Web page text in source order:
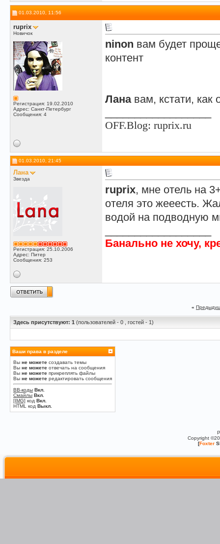
01.03.2010, 11:56
ruprix
Новичок
Регистрация: 19.02.2010
Адрес: Санкт-Петербург
Сообщения: 4
ninon вам будет
контент
Ланавам, кстати, как
OFF.Blog: ruprix.ru
01.03.2010, 21:45
Лана
Звезда
Регистрация: 25.10.2006
Адрес: Питер
Сообщения: 253
ruprix, мне отель на
отеля это жееесть.
водой на подводную
Банально не хочу,
«
Здесь присутствуют: 1 (пользователей - 0 , гостей - 1)
Ваши права в разделе
Вы не можете создавать темы
Вы не можете отвечать на сообщения
Вы не можете прикреплять файлы
Вы не можете редактировать сообщения
BB-коды Вкл.
Смайлы Вкл.
[IMG] код Вкл.
HTML код Выкл.
Copyright
[Foxter